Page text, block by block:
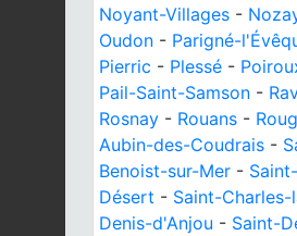
Noyant-Villages -
Oudon - Parigné-
Pierric - Plessé -
Pail-Saint-Samson -
Rosnay - Rouans -
Aubin-des-Coudrais -
Benoist-sur-Mer -
Désert - Saint-Charles-
Denis-d'Anjou - Saint-